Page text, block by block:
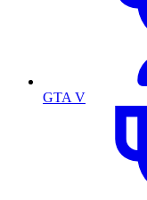
GTA V